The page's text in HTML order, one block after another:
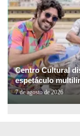
Centro Cultural
espetáculo
7 de agosto de 2026